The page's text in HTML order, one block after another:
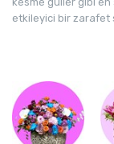
etkileyici bir zarafet